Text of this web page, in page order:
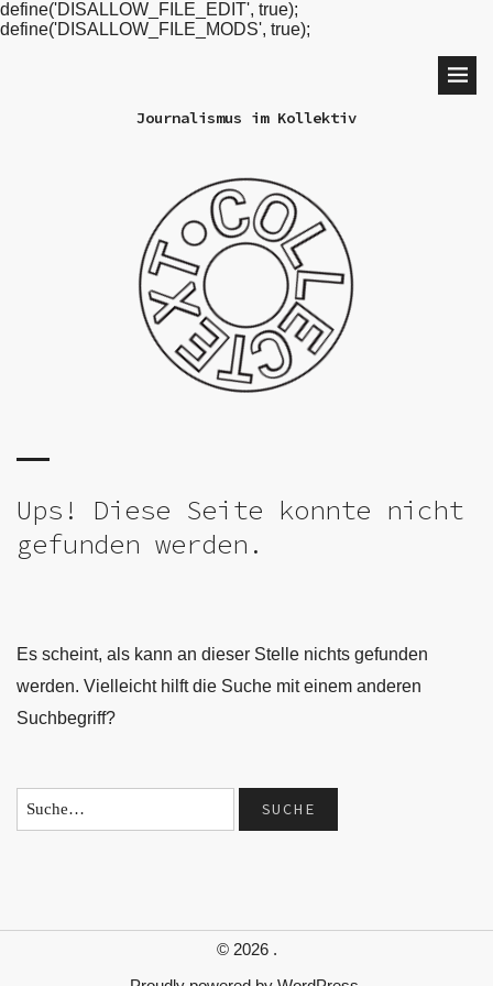
define('DISALLOW_FILE_EDIT', true);
define('DISALLOW_FILE_MODS', true);
Journalismus im Kollektiv
Ups! Diese Seite konnte nicht
gefunden werden.
Es scheint, als kann an dieser Stelle nichts gefunden
werden. Vielleicht hilft die Suche mit einem anderen
Suchbegriff?
© 2026 .